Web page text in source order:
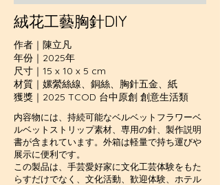
絨花工藝胸針DIY
作者｜陳立凡
年份｜2025年
尺寸｜15 x 10 x 5 cm
材質｜嫘縈絲線、銅絲、胸針五金、紙
獲獎｜2025 TCOD 台中原創 創意生活類
内容物には、持続可能なベルベットフラワーベ
ルベットストリップ素材、専用の針、製作説明
書が含まれています。外箱は軽量で持ち運びや
展示に便利です。
この製品は、手芸愛好家に文化工芸体験をもた
らすだけでなく、文化活動、歓迎体験、ホテル